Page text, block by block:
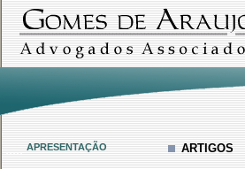
..... APRESENTAÇÃO ARTIGOS